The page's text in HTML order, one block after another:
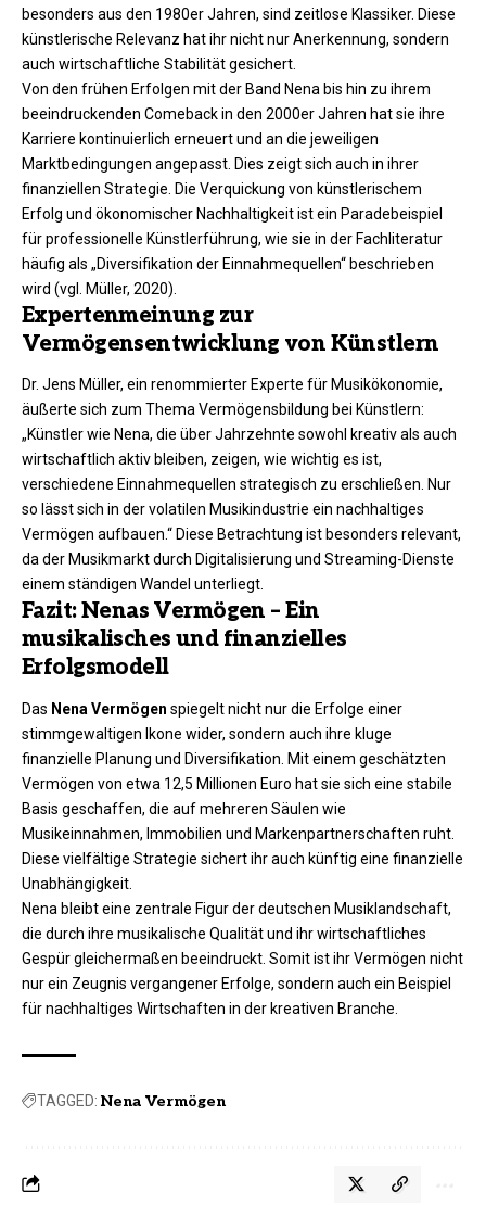
besonders aus den 1980er Jahren, sind zeitlose Klassiker. Diese
künstlerische Relevanz hat ihr nicht nur Anerkennung, sondern
auch wirtschaftliche Stabilität gesichert.
Von den frühen Erfolgen mit der Band Nena bis hin zu ihrem
beeindruckenden Comeback in den 2000er Jahren hat sie ihre
Karriere kontinuierlich erneuert und an die jeweiligen
Marktbedingungen angepasst. Dies zeigt sich auch in ihrer
finanziellen Strategie. Die Verquickung von künstlerischem
Erfolg und ökonomischer Nachhaltigkeit ist ein Paradebeispiel
für professionelle Künstlerführung, wie sie in der Fachliteratur
häufig als „Diversifikation der Einnahmequellen“ beschrieben
wird (vgl. Müller, 2020).
Expertenmeinung zur
Vermögensentwicklung von Künstlern
Dr. Jens Müller, ein renommierter Experte für Musikökonomie,
äußerte sich zum Thema Vermögensbildung bei Künstlern:
„Künstler wie Nena, die über Jahrzehnte sowohl kreativ als auch
wirtschaftlich aktiv bleiben, zeigen, wie wichtig es ist,
verschiedene Einnahmequellen strategisch zu erschließen. Nur
so lässt sich in der volatilen Musikindustrie ein nachhaltiges
Vermögen aufbauen.“ Diese Betrachtung ist besonders relevant,
da der Musikmarkt durch Digitalisierung und Streaming-Dienste
einem ständigen Wandel unterliegt.
Fazit: Nenas Vermögen – Ein
musikalisches und finanzielles
Erfolgsmodell
Das Nena Vermögen spiegelt nicht nur die Erfolge einer
stimmgewaltigen Ikone wider, sondern auch ihre kluge
finanzielle Planung und Diversifikation. Mit einem geschätzten
Vermögen von etwa 12,5 Millionen Euro hat sie sich eine stabile
Basis geschaffen, die auf mehreren Säulen wie
Musikeinnahmen, Immobilien und Markenpartnerschaften ruht.
Diese vielfältige Strategie sichert ihr auch künftig eine finanzielle
Unabhängigkeit.
Nena bleibt eine zentrale Figur der deutschen Musiklandschaft,
die durch ihre musikalische Qualität und ihr wirtschaftliches
Gespür gleichermaßen beeindruckt. Somit ist ihr Vermögen nicht
nur ein Zeugnis vergangener Erfolge, sondern auch ein Beispiel
für nachhaltiges Wirtschaften in der kreativen Branche.
TAGGED: Nena Vermögen